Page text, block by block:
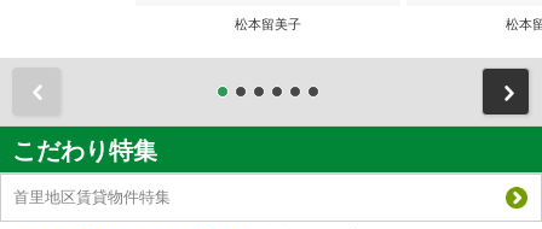
松本留美子 松本
こだわり特集
首里地区賃貸物件特集